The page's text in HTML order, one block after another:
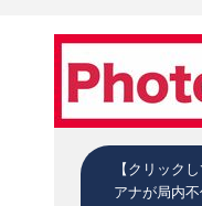
【クリック
アナが局内